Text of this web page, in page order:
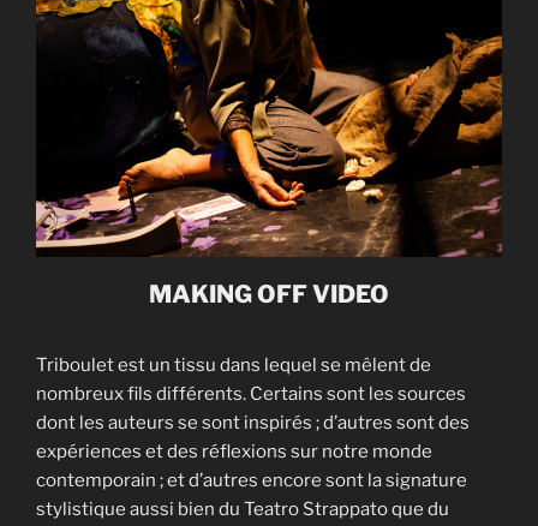
MAKING OFF VIDEO
Triboulet est un tissu dans lequel se mêlent de
nombreux fils différents. Certains sont les sources
dont les auteurs se sont inspirés ; d’autres sont des
expériences et des réflexions sur notre monde
contemporain ; et d’autres encore sont la signature
stylistique aussi bien du Teatro Strappato que du